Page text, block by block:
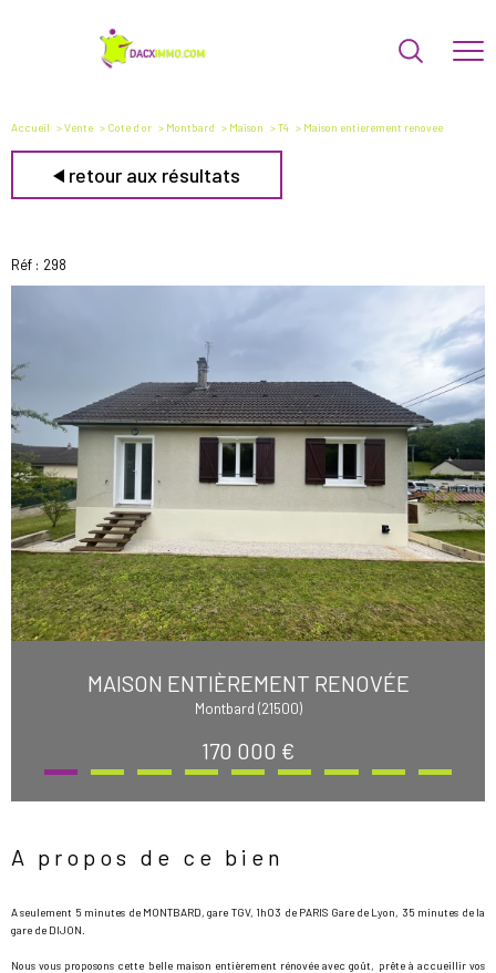
Accueil Vente Cote d or Montbard Maison T4 Maison entierement renovee
retour aux résultats
Réf : 298
MAISON ENTIÈREMENT RENOVÉE
Montbard (21500)
170 000 €
A propos de ce bien
A seulement 5 minutes de MONTBARD, gare TGV, 1h03 de PARIS Gare de Lyon, 35 minutes de la
gare de DIJON.
Nous vous proposons cette belle maison entièrement rénovée avec goût, prête à accueillir vos